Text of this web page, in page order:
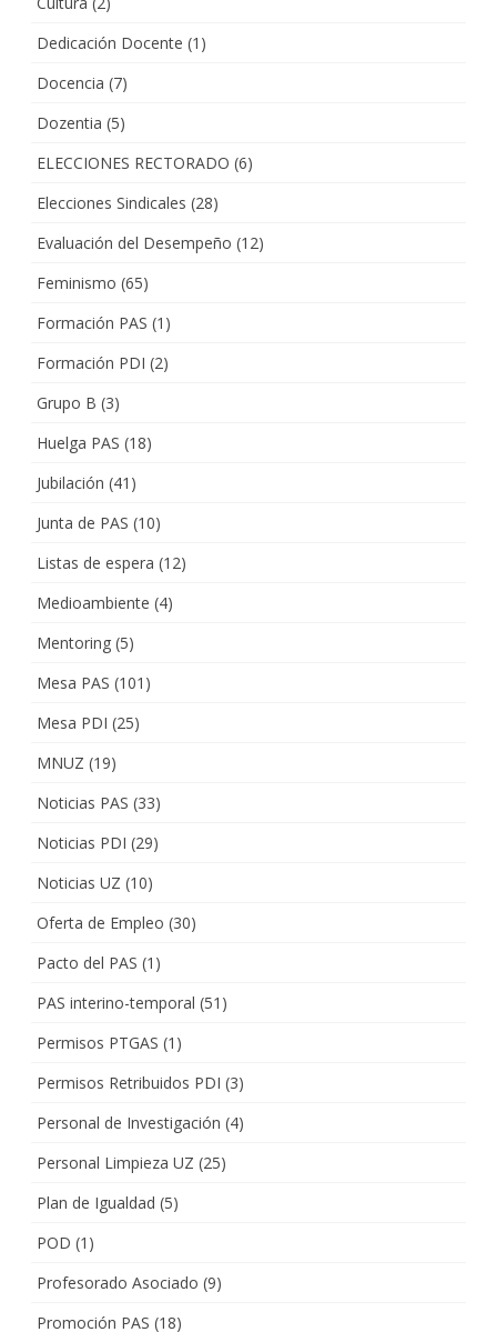
Dedicación Docente (1)
Docencia (7)
Dozentia (5)
ELECCIONES RECTORADO (6)
Elecciones Sindicales (28)
Evaluación del Desempeño (12)
Feminismo (65)
Formación PAS (1)
Formación PDI (2)
Grupo B (3)
Huelga PAS (18)
Jubilación (41)
Junta de PAS (10)
Listas de espera (12)
Medioambiente (4)
Mentoring (5)
Mesa PAS (101)
Mesa PDI (25)
MNUZ (19)
Noticias PAS (33)
Noticias PDI (29)
Noticias UZ (10)
Oferta de Empleo (30)
Pacto del PAS (1)
PAS interino-temporal (51)
Permisos PTGAS (1)
Permisos Retribuidos PDI (3)
Personal de Investigación (4)
Personal Limpieza UZ (25)
Plan de Igualdad (5)
POD (1)
Profesorado Asociado (9)
Promoción PAS (18)